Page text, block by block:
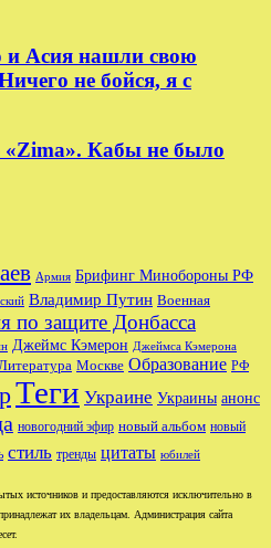
и Асия нашли свою
не бойся, я с
«Zima». Кабы не было
Армия Брифинг Минобороны РФ
Владимир Путин Военная
по защите Донбасса
Джеймс Кэмерон Джеймса Кэмерона
Москве Образование РФ
Теги Украине Украины анонс
новогодний эфир новый альбом новый
стиль тренды цитаты юбилей
источников и предоставляются исключительно в
их владельцам. Администрация сайта